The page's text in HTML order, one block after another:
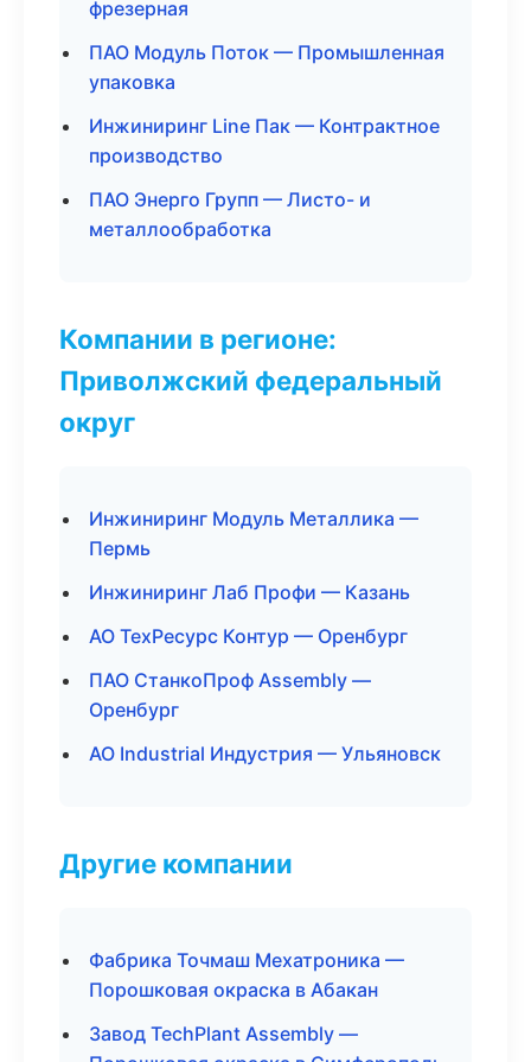
фрезерная
ПАО Модуль Поток — Промышленная
упаковка
Инжиниринг Line Пак — Контрактное
производство
ПАО Энерго Групп — Листо- и
металлообработка
Компании в регионе:
Приволжский федеральный
округ
Инжиниринг Модуль Металлика —
Пермь
Инжиниринг Лаб Профи — Казань
АО ТехРесурс Контур — Оренбург
ПАО СтанкоПроф Assembly —
Оренбург
АО Industrial Индустрия — Ульяновск
Другие компании
Фабрика Точмаш Мехатроника —
Порошковая окраска в Абакан
Завод TechPlant Assembly —